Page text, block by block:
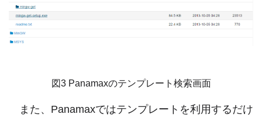
図3 Panamaxのテンプレート検索画面
また、Panamaxではテンプレートを利用するだけ